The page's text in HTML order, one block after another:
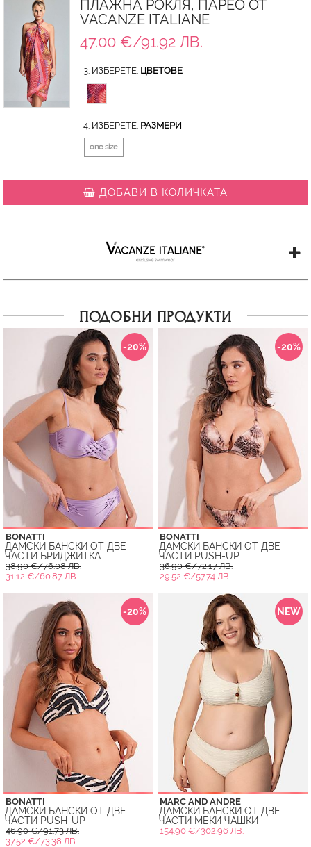
ПЛАЖНА РОКЛЯ, ПАРЕО ОТ
VACANZE ITALIANE
47.00 €/91.92 ЛВ.
3. ИЗБЕРЕТЕ: ЦВЕТОВЕ
4. ИЗБЕРЕТЕ: РАЗМЕРИ
one size
ДОБАВИ В КОЛИЧКАТА
ПОДОБНИ ПРОДУКТИ
-20%
BONATTI
ДАМСКИ БАНСКИ ОТ ДВЕ
ЧАСТИ БРИДЖИТКА
38.90 €/76.08 ЛВ.
31.12 €/60.87 ЛВ.
-20%
BONATTI
ДАМСКИ БАНСКИ ОТ ДВЕ
ЧАСТИ PUSH-UP
36.90 €/72.17 ЛВ.
29.52 €/57.74 ЛВ.
-20%
BONATTI
ДАМСКИ БАНСКИ ОТ ДВЕ
ЧАСТИ PUSH-UP
46.90 €/91.73 ЛВ.
37.52 €/73.38 ЛВ.
NEW
MARC AND ANDRE
ДАМСКИ БАНСКИ ОТ ДВЕ
ЧАСТИ МЕКИ ЧАШКИ
154.90 €/302.96 ЛВ.